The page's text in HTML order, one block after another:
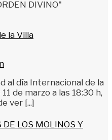
la Villa
al día Internacional de la
de marzo a las 18:30 h,
ver [...]
LOS MOLINOS Y